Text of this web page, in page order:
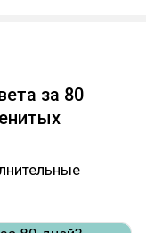
за 80